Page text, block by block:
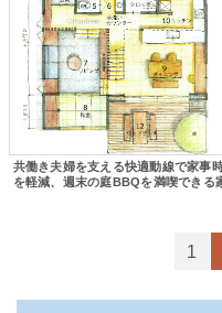
共働き夫婦を支える快適動線で家事
を軽減、週末の庭BBQを満喫できる
1